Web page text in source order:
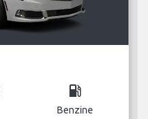
local_gas_station
Benzine